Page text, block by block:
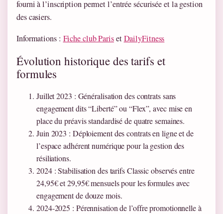
fourni à l’inscription permet l’entrée sécurisée et la gestion
des casiers.
Informations : Fiche club ParisetDailyFitness
Évolution historique des tarifs et
formules
Juillet 2023 : Généralisation des contrats sans
engagement dits “Liberté” ou “Flex”, avec mise en
place du préavis standardisé de quatre semaines.
Juin 2023 : Déploiement des contrats en ligne et de
l’espace adhérent numérique pour la gestion des
résiliations.
2024: Stabilisation des tarifs Classic observés entre
24,95€ et 29,95€ mensuels pour les formules avec
engagement de douze mois.
2024-2025 : Pérennisation de l’offre promotionnelle à